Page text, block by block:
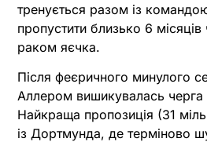
тренується разом із
пропустити близько 6
раком яєчка.
Після феєричного минулого
Аллером вишикувалась черга
Найкраща пропозиція (31
із Дортмунда, де терміново